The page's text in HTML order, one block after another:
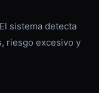
sistema detecta
riesgo excesivo y